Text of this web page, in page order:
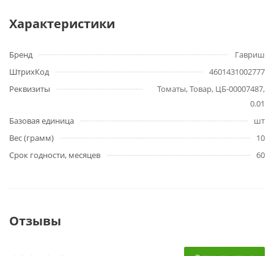
Характеристики
Бренд
Гавриш
ШтрихКод
4601431002777
Реквизиты
Томаты, Товар, ЦБ-00007487,
0.01
Базовая единица
шт
Вес (грамм)
10
Срок годности, месяцев
60
Отзывы